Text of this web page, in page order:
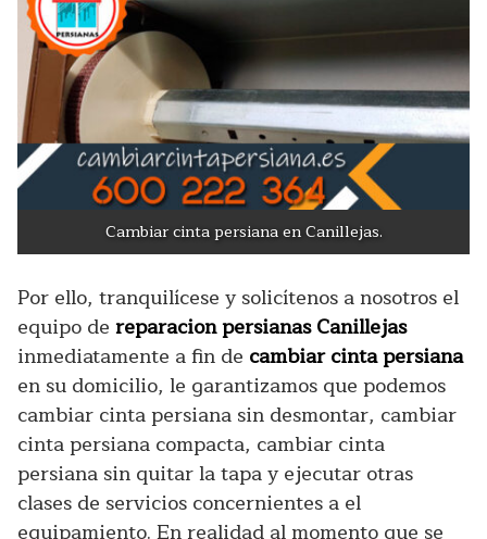
Cambiar cinta persiana en Canillejas.
Por ello, tranquilícese y solicítenos a nosotros el
equipo de reparacion persianas Canillejas
inmediatamente a fin de cambiar cinta persiana
en su domicilio, le garantizamos que podemos
cambiar cinta persiana sin desmontar, cambiar
cinta persiana compacta, cambiar cinta
persiana sin quitar la tapa y ejecutar otras
clases de servicios concernientes a el